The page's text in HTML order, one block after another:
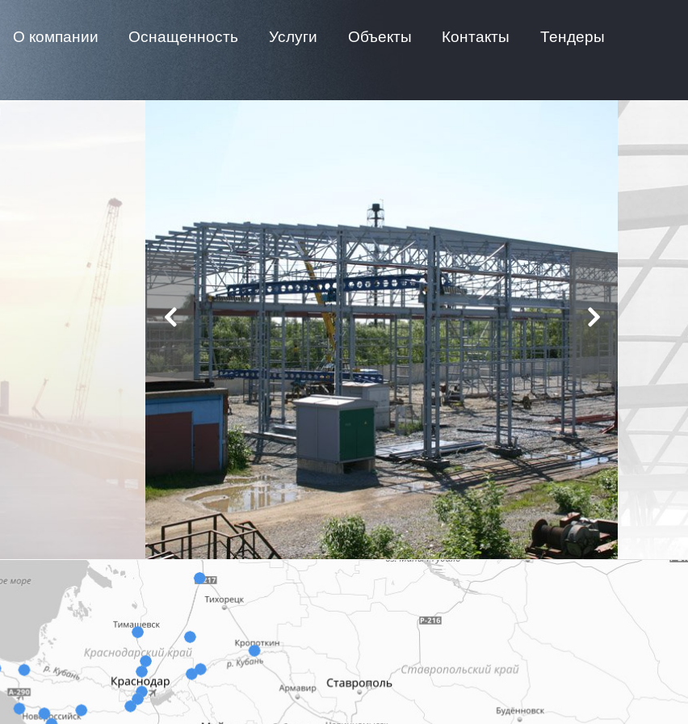
О компании Оснащенность Услуги Объекты Контакты
Тендеры